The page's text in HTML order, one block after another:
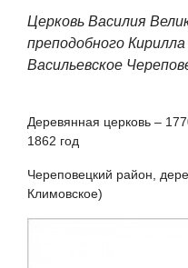
Церковь Василия
преподобного Кирилла
Васильевское
Деревянная церковь –
1862 год
Череповецкий район,
Климовское)